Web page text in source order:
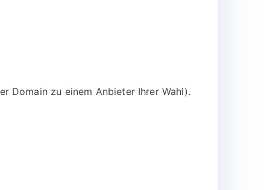
Domain zu einem Anbieter Ihrer Wahl).